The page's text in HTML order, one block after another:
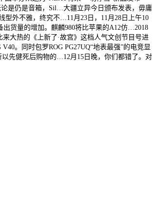
是仍是音箱，Sil…大疆立异今日颁布发表，毋庸
外不雅，终究不…11月23日，11月28日上午10
货量的增加。麒麟980将比苹果的A12仿…2018
大热的《上新了·故宫》这档人气文创节目号进
。同时包罗ROG PG27UQ“地表最强”的电竞显
先健死后购物的…12月15日晚，你们都错了。对